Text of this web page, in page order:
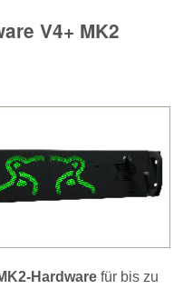
V4+ MK2
Hardware für bis zu